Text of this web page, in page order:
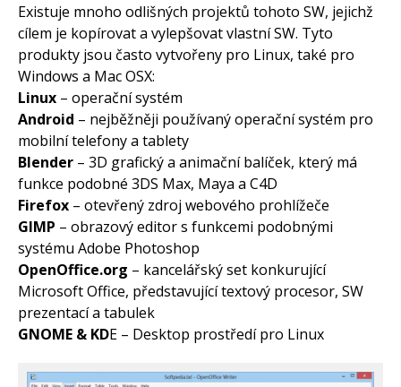
Existuje mnoho odlišných projektů tohoto SW, jejichž
cílem je kopírovat a vylepšovat vlastní SW. Tyto
produkty jsou často vytvořeny pro Linux, také pro
Windows a Mac OSX:
Linux – operační systém
Android – nejběžněji používaný operační systém pro
mobilní telefony a tablety
Blender – 3D grafický a animační balíček, který má
funkce podobné 3DS Max, Maya a C4D
Firefox – otevřený zdroj webového prohlížeče
GIMP – obrazový editor s funkcemi podobnými
systému Adobe Photoshop
OpenOffice.org – kancelářský set konkurující
Microsoft Office, představující textový procesor, SW
prezentací a tabulek
GNOME & KDE – Desktop prostředí pro Linux